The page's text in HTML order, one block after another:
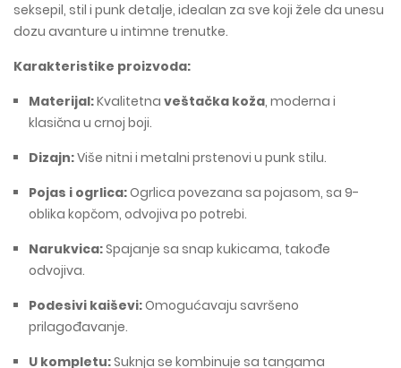
seksepil, stil i punk detalje, idealan za sve koji žele da unesu
dozu avanture u intimne trenutke.
Karakteristike proizvoda:
Materijal:Kvalitetna veštačka koža, moderna i
klasična u crnoj boji.
Dizajn:Više nitni i metalni prstenovi u punk stilu.
Pojas i ogrlica:Ogrlica povezana sa pojasom, sa 9-
oblika kopčom, odvojiva po potrebi.
Narukvica:Spajanje sa snap kukicama, takođe
odvojiva.
Podesivi kaiševi:Omogućavaju savršeno
prilagođavanje.
U kompletu:Suknja se kombinuje sa tangama